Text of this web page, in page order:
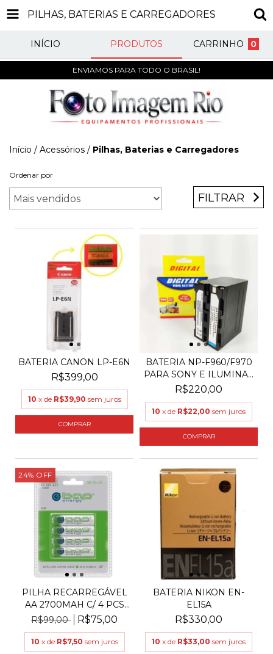
PILHAS, BATERIAS E CARREGADORES
INÍCIO PRODUTOS CARRINHO 0
ENVIAMOS PARA TODO O BRASIL!
Início / Acessórios / Pilhas, Baterias e Carregadores
Ordenar por
FILTRAR
BATERIA CANON LP-E6N
R$399,00
10 x de R$39,90 sem juros
BATERIA NP-F960/F970
PARA SONY E ILUMINA...
R$220,00
10 x de R$22,00 sem juros
24% OFF
PILHA RECARREGÁVEL
AA 2700MAH C/ 4 PCS
B...
R$99,00 R$75,00
10 x de R$7,50 sem juros
BATERIA NIKON EN-
EL15A
R$330,00
10 x de R$33,00 sem juros